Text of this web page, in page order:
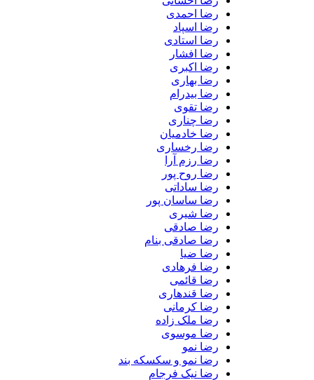
رضا احمدی
رضا اسپاد
رضا استادی
رضا افشار
رضا اکبری
رضا بهاری
رضا بیدرام
رضا تقوی
رضا چناری
رضا خادمیان
رضا رخساری
رضا رزم آرا
رضا روح پور
رضا ساداتی
رضا ساسان پور
رضا شیری
رضا صادقی
رضا صادقی بنام
رضا ضیا
رضا فرهادی
رضا قائمی
رضا قندهاری
رضا کرمانی
رضا ملک زاده
رضا موسوی
رضا نمو
رضا نمو و سکسکه بند
رضا نیک فرجام